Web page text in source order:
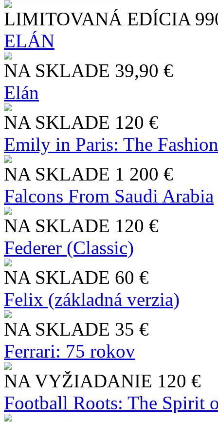
LIMITOVANÁ EDÍCIA
ELÁN
NA SKLADE 39,90 €
Elán
NA SKLADE 120 €
Emily in Paris: The
NA SKLADE 1 200 €
Falcons From Saudi Arabia
NA SKLADE 120 €
Federer (Classic)
NA SKLADE 60 €
Felix (základná verzia)
NA SKLADE 35 €
Ferrari: 75 rokov
NA VYŽIADANIE 120 €
Football Roots: The Spirit